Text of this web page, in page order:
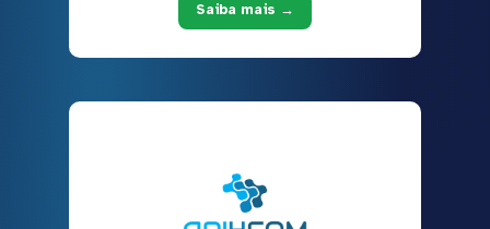
Saiba mais →